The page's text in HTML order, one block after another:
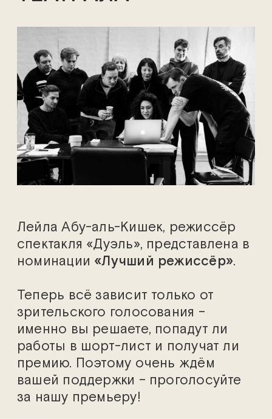
Лейла Абу-аль-Кишек, режиссёр
спектакля «Дуэль», представлена в
номинации «Лучший режиссёр».
Теперь всё зависит только от
зрительского голосования –
именно вы решаете, попадут ли
работы в шорт-лист и получат ли
премию. Поэтому очень ждём
вашей поддержки – проголосуйте
за нашу премьеру!